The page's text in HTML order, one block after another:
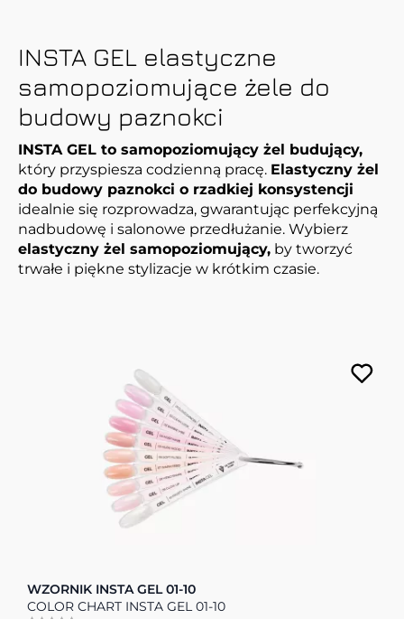
INSTA GEL elastyczne
samopoziomujące żele do
budowy paznokci
INSTA GEL to samopoziomujący żel budujący,
który przyspiesza codzienną pracę. Elastyczny żel
do budowy paznokci o rzadkiej konsystencji
idealnie się rozprowadza, gwarantując perfekcyjną
nadbudowę i salonowe przedłużanie. Wybierz
elastyczny żel samopoziomujący, by tworzyć
trwałe i piękne stylizacje w krótkim czasie.
WZORNIK INSTA GEL 01-10
COLOR CHART INSTA GEL 01-10